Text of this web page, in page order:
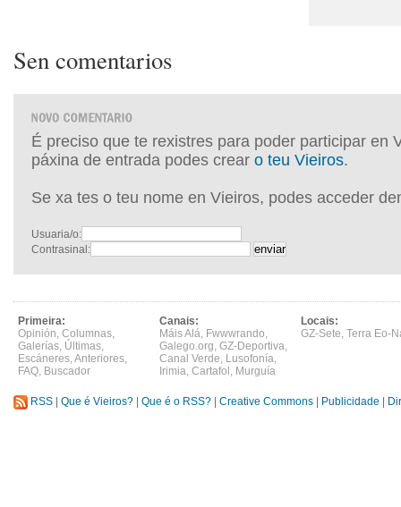
Sen comentarios
É preciso que te rexistres para poder participar en
páxina de entrada podes crear o teu Vieiros.
Se xa tes o teu nome en Vieiros, podes acceder
Usuaria/o:
Contrasinal:
Primeira:
Opinión, Columnas,
Galerías, Últimas,
Escáneres,Anteriores,
FAQ, Buscador
Canais:
Máis Alá, Fwwwrando,
Galego.org, GZ-Deportiva,
Canal Verde, Lusofonía,
Irimia, Cartafol , Murguía
Locais:
GZ-Sete, Terra Eo-
RSS Que é Vieiros? Que é o RSS? Creative Commons Publicidade